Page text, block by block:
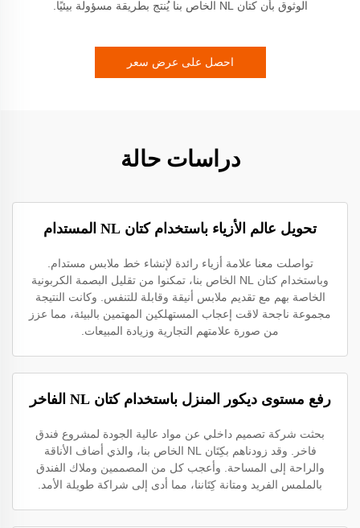
الوثوق بأن كتان NL الخاص بنا يُنتج بطريقة مسؤولة بيئيًا.
احصل على عرض سعر
دراسات حالة
تحويل عالم الأزياء باستخدام كتان NL المستدام
تواصلت معنا علامة أزياء رائدة لإنشاء خط ملابس مستدام.
وباستخدام كتان NL الخاص بنا، تمكنوا من تقليل البصمة الكربونية
الخاصة بهم مع تقديم ملابس أنيقة وقابلة للتنفس. وكانت النتيجة
مجموعة ناجحة لاقت إعجاب المستهلكين المهتمين بالبيئة، مما عزز
من صورة علامتهم التجارية وزيادة المبيعات.
رفع مستوى ديكور المنزل باستخدام كتان NL الفاخر
بحثت شركة تصميم داخلي عن مواد عالية الجودة لمشروع فندق
فاخر. وقد زودناهم بكِتَان NL الخاص بنا، والذي أضاف الأناقة
والراحة إلى المساحة. وأعجب كل من المصممين وملاك الفندق
بالملمس الفريد ومتانة كِتَاننا، مما أدى إلى شراكة طويلة الأمد.